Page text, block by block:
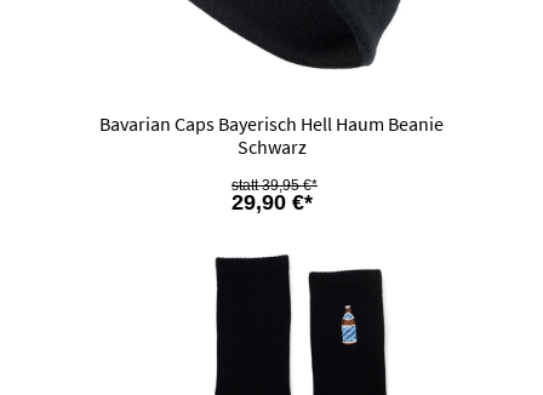
Bavarian Caps Bayerisch Hell Haum Beanie
Schwarz
29,90 €*
39,95 €*